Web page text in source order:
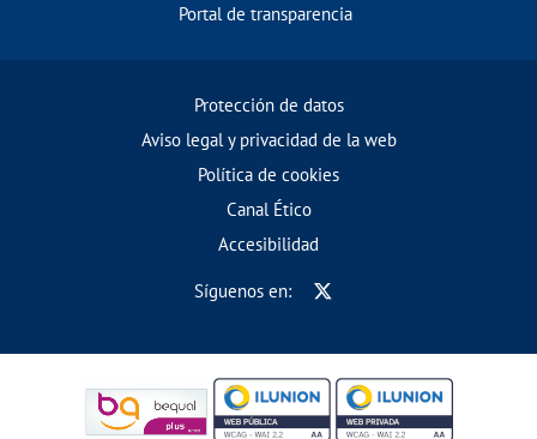
Portal de transparencia
Protección de datos
Aviso legal y privacidad de la web
Política de cookies
Canal Ético
Accesibilidad
Síguenos en: